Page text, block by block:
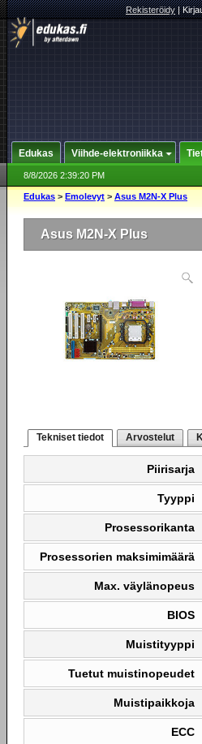
Rekisteröidy|
Edukas Viihde-elektroniikka
8/8/2026 2:39:20 PM
Edukas > Emolevyt > Asus M2N-X Plus
Asus M2N-X Plus
Tekniset tiedot Arvostelut
Piirisarja
Tyyppi
Prosessorikanta
Prosessorien maksimimäärä
Max. väylänopeus
BIOS
Muistityyppi
Tuetut muistinopeudet
Muistipaikkoja
ECC